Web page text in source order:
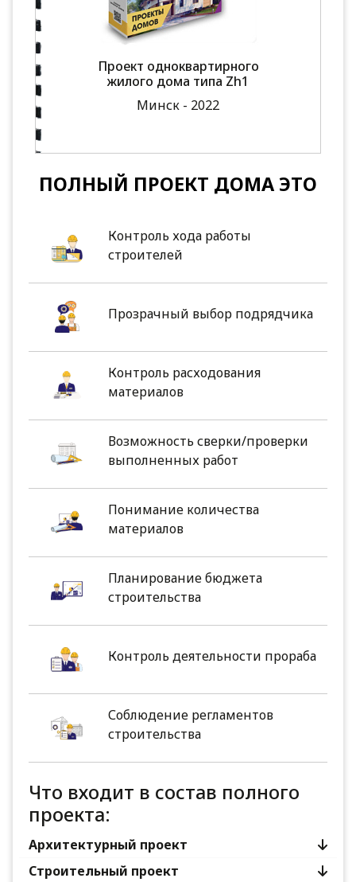
Проект одноквартирного
жилого дома типа Zh1
Минск - 2022
ПОЛНЫЙ ПРОЕКТ ДОМА ЭТО
Контроль хода работы
строителей
Прозрачный выбор подрядчика
Контроль расходования
материалов
Возможность сверки/проверки
выполненных работ
Понимание количества
материалов
Планирование бюджета
строительства
Контроль деятельности прораба
Соблюдение регламентов
строительства
Что входит в состав полного
проекта:
Архитектурный проект
Строительный проект